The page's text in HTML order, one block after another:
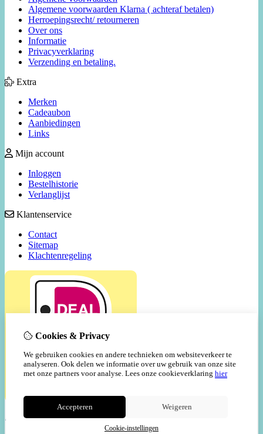
Algemene voorwaarden Klarna ( achteraf betalen)
Herroepingsrecht/ retourneren
Over ons
Informatie
Privacyverklaring
Verzending en betaling.
Extra
Merken
Cadeaubon
Aanbiedingen
Links
Mijn account
Inloggen
Bestelhistorie
Verlanglijst
Klantenservice
Contact
Sitemap
Klachtenregeling
Cookies & Privacy
We gebruiken cookies en andere technieken om websiteverkeer te
analyseren. Ook delen we informatie over uw gebruik van onze site
met onze partners voor analyse. Lees onze cookieverklaring hier
Accepteren Weigeren
Cookie-instellingen